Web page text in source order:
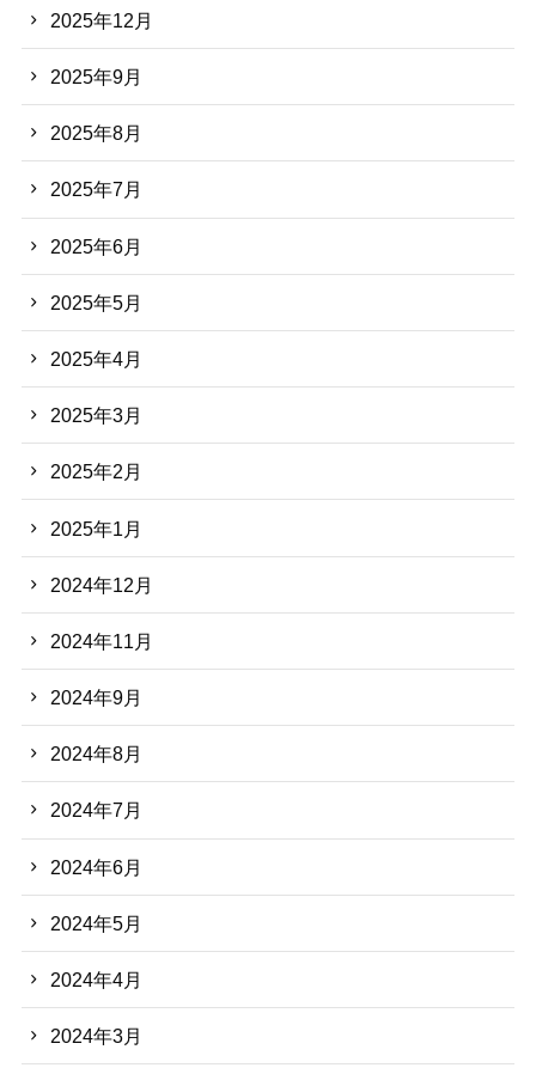
2025年12月
2025年9月
2025年8月
2025年7月
2025年6月
2025年5月
2025年4月
2025年3月
2025年2月
2025年1月
2024年12月
2024年11月
2024年9月
2024年8月
2024年7月
2024年6月
2024年5月
2024年4月
2024年3月